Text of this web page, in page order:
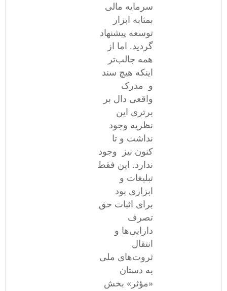
سرمایه مالی
بمثابه ابزار
توسعه پیشنهاد
گردید. اما از
همه جالب‌تر
اینکه هیچ سند
و مدرک
واقعی دال بر
برتری این
نظریه وجود
نداشت و تا
کنون نیز وجود
ندارد. این فقط
تبلیغات و
ابزاری بود
برای اثبات حق
تصرف
دارایی‌ها و
انتقال
ثروت‌های ملی
به دستان
«مؤثر» بخش